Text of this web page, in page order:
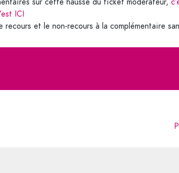
ICI
et le non-recours à la complémentaire